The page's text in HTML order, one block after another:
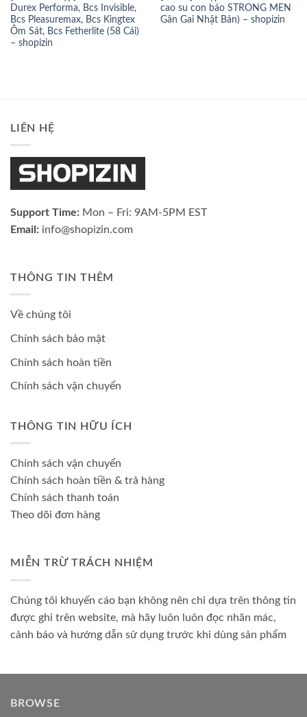
Durex Performa, Bcs Invisible,
Bcs Pleasuremax, Bcs Kingtex
Ôm Sát, Bcs Fetherlite (58 Cái)
– shopizin
cao su con báo STRONG MEN
Gân Gai Nhật Bản) – shopizin
LIÊN HỆ
Support Time: Mon – Fri: 9AM-5PM EST
Email: info@shopizin.com
THÔNG TIN THÊM
Về chúng tôi
Chính sách bảo mật
Chính sách hoàn tiền
Chính sách vận chuyển
THÔNG TIN HỮU ÍCH
Chính sách vận chuyển
Chính sách hoàn tiền & trả hàng
Chính sách thanh toán
Theo dõi đơn hàng
MIỄN TRỪ TRÁCH NHIỆM
Chúng tôi khuyến cáo bạn không nên chỉ dựa trên thông tin
được ghi trên website, mà hãy luôn luôn đọc nhãn mác,
cảnh báo và hướng dẫn sử dụng trước khi dùng sản phẩm
BROWSE